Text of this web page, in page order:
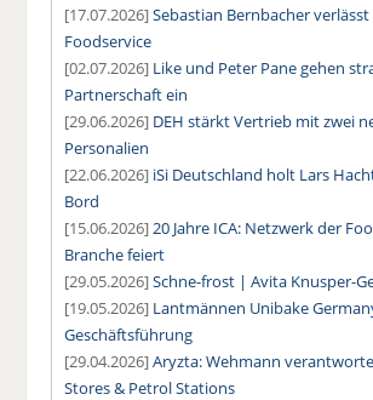
[17.07.2026]Sebastian Bernbacher
Foodservice
[02.07.2026] Like und Peter Pane gehen
Partnerschaft ein
[29.06.2026] DEH stärkt Vertrieb mit zwei
Personalien
[22.06.2026] iSi Deutschland holt Lars
Bord
[15.06.2026] 20 Jahre ICA: Netzwerk der
Branche feiert
[29.05.2026]Schne-frost | Avita Knusper-
[19.05.2026] Lantmännen Unibake
Geschäftsführung
[29.04.2026]Aryzta: Wehmann
Stores & Petrol Stations